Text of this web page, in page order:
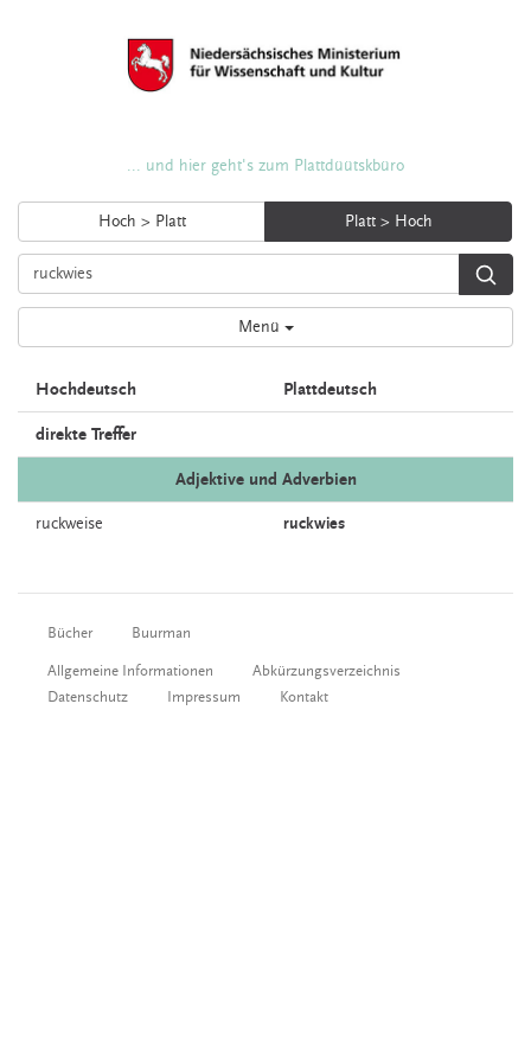
... und hier geht's zum Plattdüütskbüro
Hoch > Platt Platt > Hoch
Menü
Hochdeutsch Plattdeutsch
direkte Treffer
Adjektive und Adverbien
ruckweise ruckwies
Bücher Buurman
Allgemeine Informationen
Abkürzungsverzeichnis
Datenschutz
Impressum Kontakt